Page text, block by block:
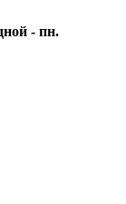
- пн.